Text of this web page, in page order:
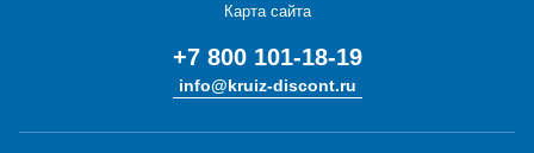
Карта сайта
+7 800 101-18-19
info@kruiz-discont.ru